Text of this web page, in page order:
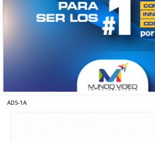
ADS-1A